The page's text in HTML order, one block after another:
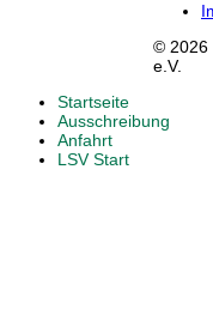
© 2026
e.V.
Startseite
Ausschreibung
Anfahrt
LSV Start